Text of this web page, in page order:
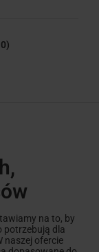
na to, by
potrzebują dla
naszej ofercie